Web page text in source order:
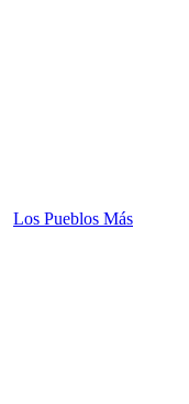
Los Pueblos Más